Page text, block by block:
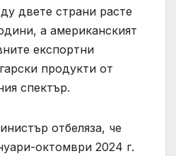
двете страни расте
а американският
експортни
продукти от
спектър.
отбеляза, че
октомври 2024 г.